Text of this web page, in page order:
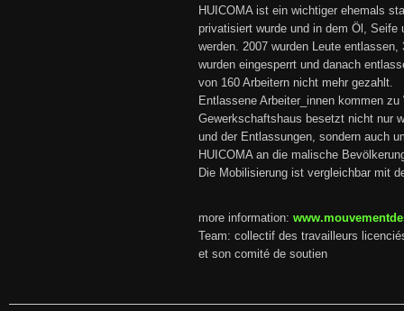
HUICOMA ist ein wichtiger ehemals
privatisiert wurde und in dem Öl, Seife
werden. 2007 wurden Leute
wurden eingesperrt und danach
von 160 Arbeitern nicht mehr gezahlt.
Entlassene Arbeiter_innen kommen
Gewerkschaftshaus besetzt nicht nur
und der Entlassungen, sondern auch
HUICOMA an die malische
Die Mobilisierung ist vergleichbar mit
more information:
Team: collectif des travailleurs
et son comité de soutien